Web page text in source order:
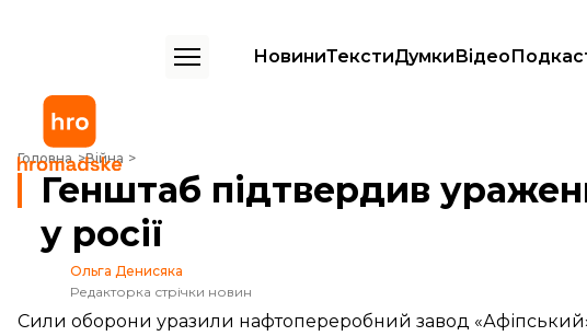
НовиниТекстиДумкиВідео
Головна Війна
Генштаб підтвердив ураження Афіпського НПЗ у росії
Генштаб підтвердив
у росії
Ольга Денисяка
Редакторка стрічки новин
Сили оборони уразили нафтопереробний завод